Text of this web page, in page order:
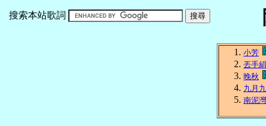
搜索本站歌詞
小芳
丟手絹
晚秋
九月
南泥灣